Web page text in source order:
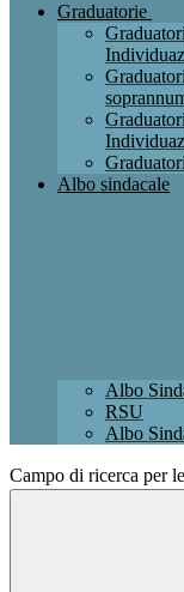
Graduatorie
Albo sindacale
Albo
RSU
Albo
Campo di ricerca per